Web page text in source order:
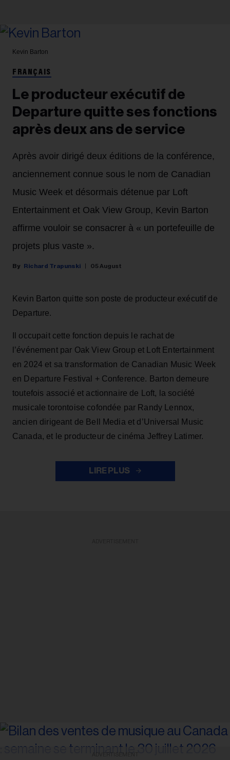
Kevin Barton
FRANÇAIS
Le producteur exécutif de
Departure quitte ses fonctions
après deux ans de service
Après avoir dirigé deux éditions de la conférence,
anciennement connue sous le nom de Canadian
Music Week et désormais détenue par Loft
Entertainment et Oak View Group, Kevin Barton
affirme vouloir se consacrer à « un portefeuille de
projets plus vaste ».
Richard Trapunski 05 August
Kevin Barton quitte son poste de producteur exécutif de
Departure.
Il occupait cette fonction depuis le rachat de
l’événement par Oak View Group et Loft Entertainment
en 2024 et sa transformation de Canadian Music Week
en Departure Festival + Conference. Barton demeure
toutefois associé et actionnaire de Loft, la société
musicale torontoise cofondée par Randy Lennox,
ancien dirigeant de Bell Media et d’Universal Music
Canada, et le producteur de cinéma Jeffrey Latimer.
LIRE PLUS